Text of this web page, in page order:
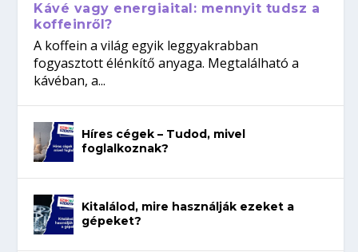
Kávé vagy energiaital: mennyit tudsz a
koffeinről?
A koffein a világ egyik leggyakrabban
fogyasztott élénkítő anyaga. Megtalálható a
kávéban, a...
Híres cégek – Tudod, mivel
foglalkoznak?
Kitalálod, mire használják ezeket a
gépeket?